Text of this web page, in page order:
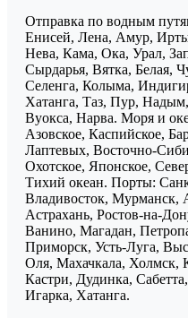
Отправка по водным
Енисей, Лена, Амур,
Нева, Кама, Ока, Урал,
Сырдарья, Вятка, Белая,
Селенга, Колыма,
Хатанга, Таз, Пур,
Вуокса, Нарва. Моря и
Азовское, Каспийское,
Лаптевых, Восточно-
Охотское, Японское,
Тихий океан. Порты:
Владивосток, Мурманск,
Астрахань, Ростов-на-
Ванино, Магадан,
Приморск, Усть-Луга,
Оля, Махачкала, Холмск,
Кастри, Дудинка,
Игарка, Хатанга.